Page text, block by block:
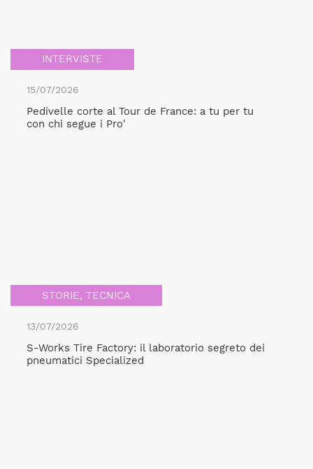
INTERVISTE
15/07/2026
Pedivelle corte al Tour de France: a tu per tu
con chi segue i Pro'
STORIE, TECNICA
13/07/2026
S-Works Tire Factory: il laboratorio segreto dei
pneumatici Specialized